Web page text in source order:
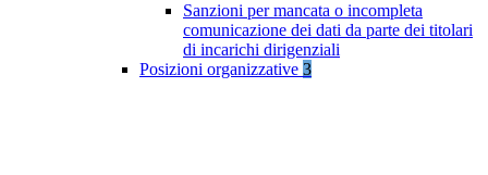
Sanzioni per mancata o incompleta
comunicazione dei dati da parte dei titolari
di incarichi dirigenziali
Posizioni organizzative 3